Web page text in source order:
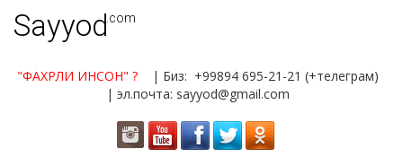
Sayyod.com
"ФАХРЛИ ИНСОН" ?
| Биз: +99894 695-21-21 (+телеграм)
| эл.почта: sayyod@gmail.com